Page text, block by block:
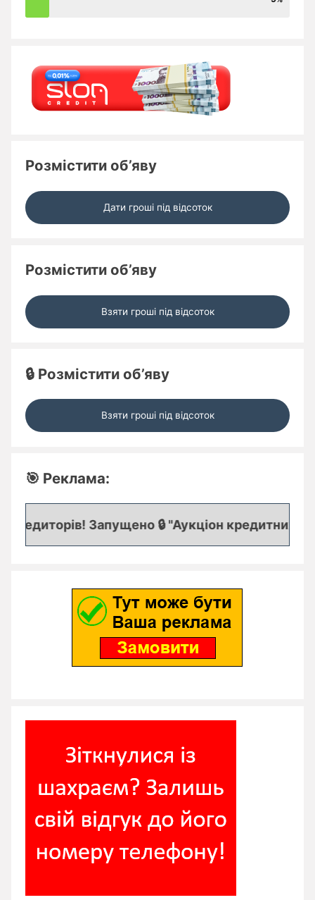
Розмістити об’яву
Дати гроші під відсоток
Розмістити об’яву
Взяти гроші під відсоток
🔒 Розмістити об’яву
Взяти гроші під відсоток
🎯 Реклама:
Запущено 🔒 "Аукціон кредитних